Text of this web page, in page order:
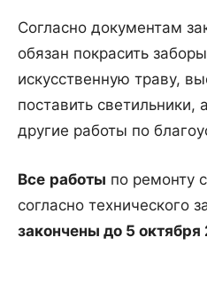
Согласно документам
обязан покрасить
искусственную траву,
поставить светильники,
другие работы по
Все работы по ремонту
согласно технического
закончены до 5 октября